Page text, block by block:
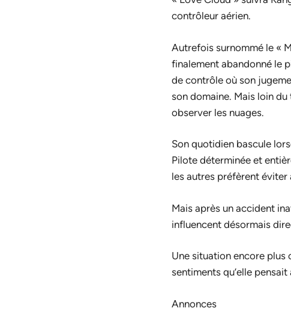
contrôleur aérien.
Autrefois surnommé le «
finalement abandonné le
de contrôle où son
son domaine. Mais loin
observer les nuages.
Son quotidien bascule
Pilote déterminée et
les autres préfèrent éviter
Mais après un accident
influencent désormais
Une situation encore
sentiments qu’elle
Annonces